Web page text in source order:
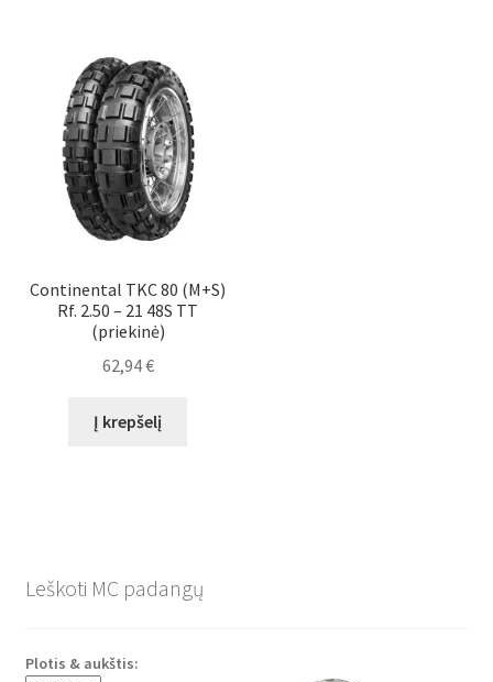
Continental TKC 80 (M+S)
Rf. 2.50 – 21 48S TT
(priekinė)
62,94€
Į krepšelį
Leškoti MC padangų
Plotis & aukštis: